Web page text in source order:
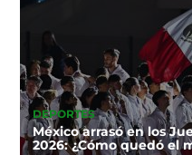
DEPORTES
México arrasó en los
2026: ¿Cómo quedó el